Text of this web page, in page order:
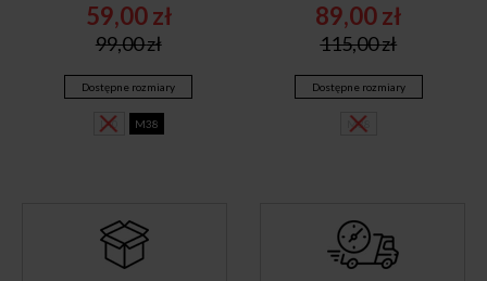
99,00zł
Original
price
was:
99,00 zł.
59,00zł
Current
price
is:
59,00 zł.
Dostępne rozmiary
L40 M38
115,00zł
Original
price
was:
115,00 zł.
89,00zł
Current
price
is:
89,00 zł.
Dostępne rozmiary
M38